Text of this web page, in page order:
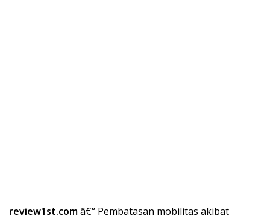
review1st.comâ€“ Pembatasan mobilitas akibat